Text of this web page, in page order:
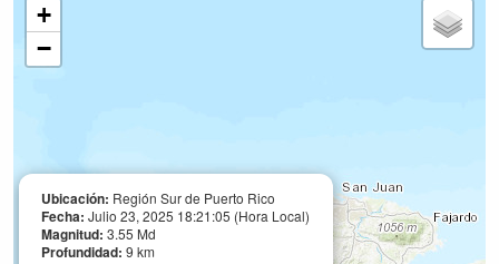
Ubicación: Región Sur de Puerto Rico
Fecha: Julio 23, 2025 18:21:05 (Hora Local)
Magnitud: 3.55 Md
Profundidad: 9 km
+
−